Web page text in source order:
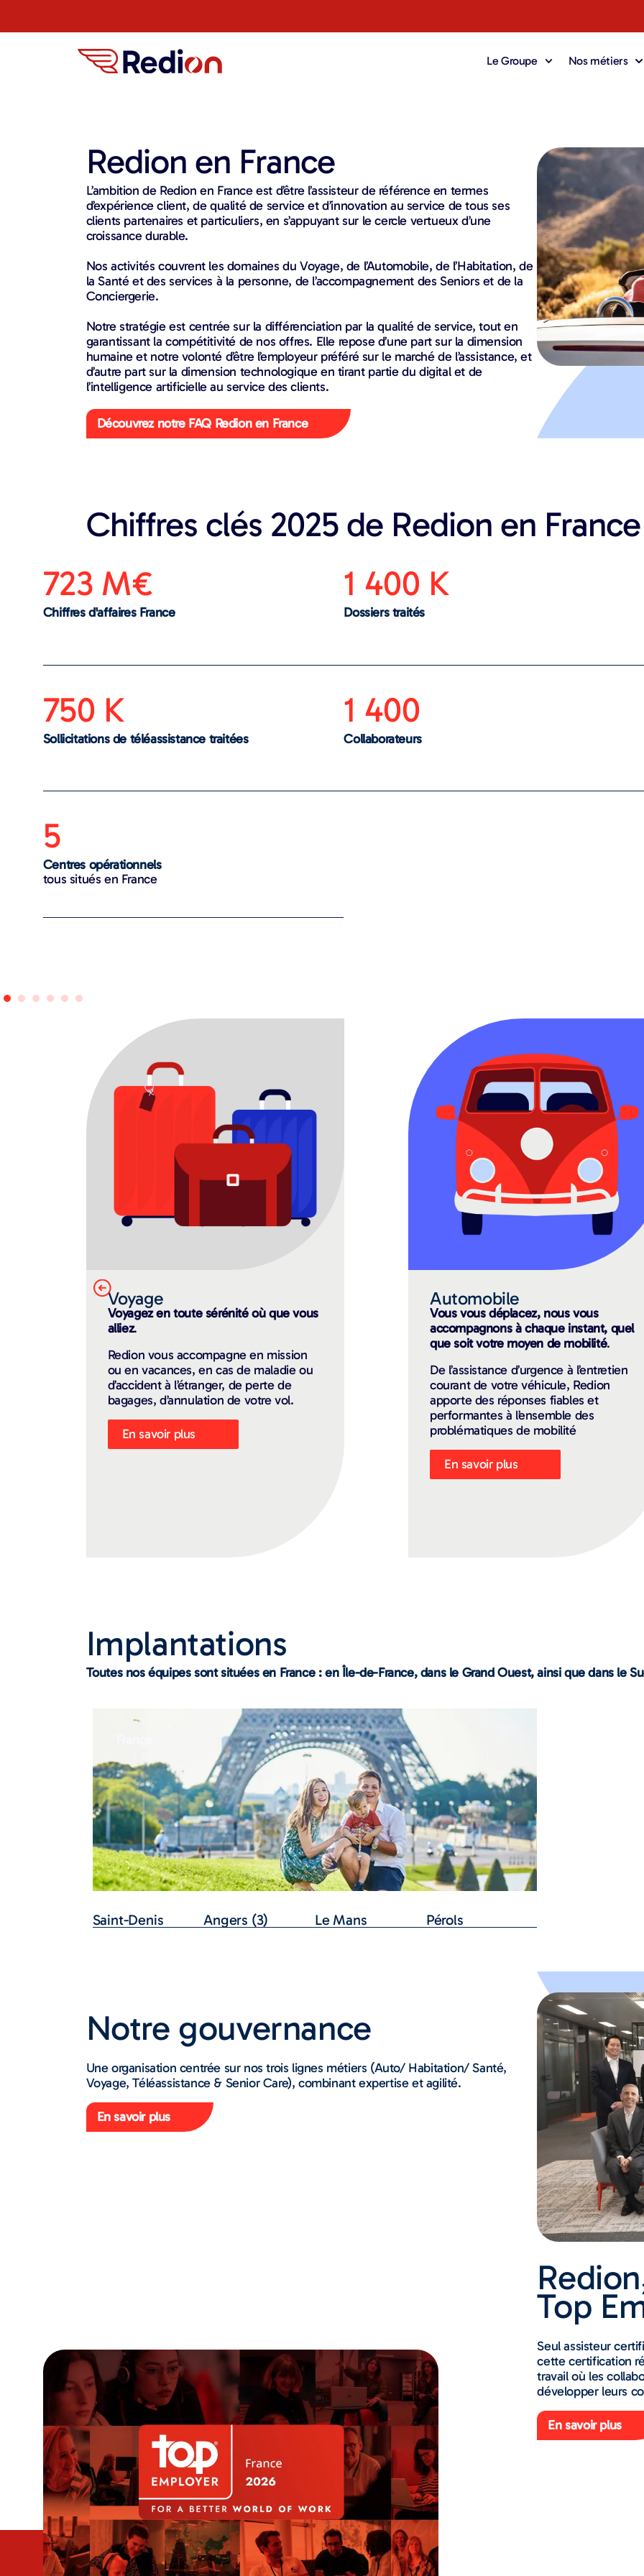
Le Groupe Nos métiers
Redion en France
L’ambition de Redion en France est d’être l’assisteur de référence en termes
d’expérience client, de qualité de service et d’innovation au service de tous ses
clients partenaires et particuliers, en s’appuyant sur le cercle vertueux d’une
croissance durable.
Nos activités couvrent les domaines du Voyage, de l’Automobile, de l’Habitation, de
la Santé et des services à la personne, de l’accompagnement des Seniors et de la
Conciergerie.
Notre stratégie est centrée sur la différenciation par la qualité de service, tout en
garantissant la compétitivité de nos offres. Elle repose d’une part sur la dimension
humaine et notre volonté d’être l’employeur préféré sur le marché de l’assistance, et
d’autre part sur la dimension technologique en tirant partie du digital et de
l’intelligence artificielle au service des clients.
Découvrez notre FAQ Redion en France
Chiffres clés 2025 de Redion en France
723 M€
Chiffres d'affaires France
1 400 K
Dossiers traités
750 K
Sollicitations de téléassistance traitées
1 400
Collaborateurs
5
Centres opérationnels
tous situés en France
Voyage
Voyagez en toute sérénité où que vous
alliez.
Redion vous accompagne en mission
ou en vacances, en cas de maladie ou
d’accident à l’étranger, de perte de
bagages, d’annulation de votre vol.
En savoir plus
Automobile
Vous vous déplacez, nous vous
accompagnons à chaque instant, quel
que soit votre moyen de mobilité.
De l’assistance d’urgence à l’entretien
courant de votre véhicule, Redion
apporte des réponses fiables et
performantes à l’ensemble des
problématiques de mobilité
En savoir plus
Implantations
Toutes nos équipes sont situées en France : en Île-de-France, dans le Grand Ouest, ainsi que dans le
Saint-Denis Angers (3) Le Mans Pérols
Notre gouvernance
Une organisation centrée sur nos trois lignes métiers (Auto/ Habitation/ Santé,
Voyage, Téléassistance & Senior Care), combinant expertise et agilité.
En savoir plus
Top
Seul assisteur
cette certification
travail où les
développer leurs
En savoir plus